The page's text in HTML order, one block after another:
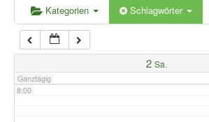
Kategorien Schlagwörter
2 Sa.
Ganztägig
6:00
7:00
8:00